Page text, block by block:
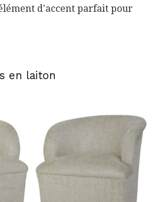
d'accent parfait pour
en laiton